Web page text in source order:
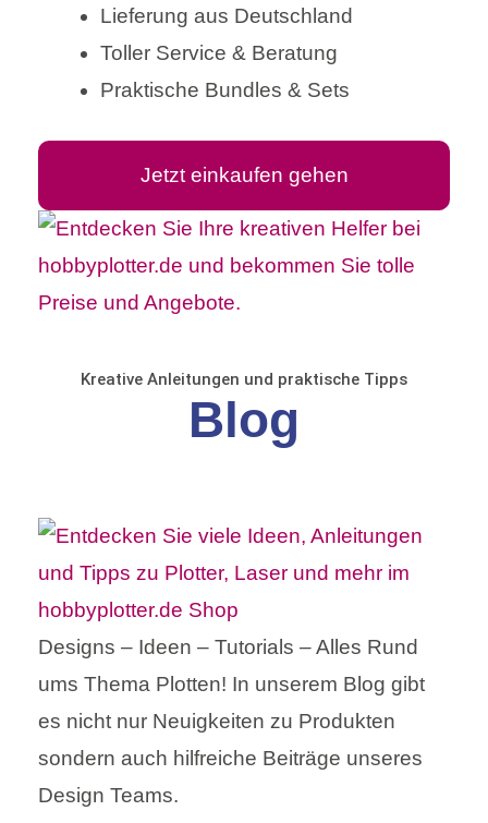
Lieferung aus Deutschland
Toller Service & Beratung
Praktische Bundles & Sets
Jetzt einkaufen gehen
Kreative Anleitungen und praktische Tipps
Blog
Designs – Ideen – Tutorials – Alles Rund
ums Thema Plotten! In unserem Blog gibt
es nicht nur Neuigkeiten zu Produkten
sondern auch hilfreiche Beiträge unseres
Design Teams.